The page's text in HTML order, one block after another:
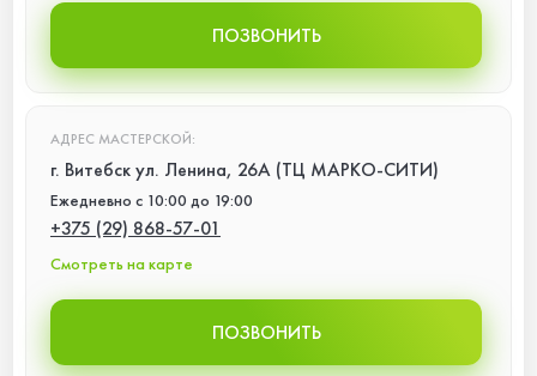
ПОЗВОНИТЬ
АДРЕС МАСТЕРСКОЙ:
г. Витебск ул. Ленина, 26А (ТЦ МАРКО-СИТИ)
Ежедневно с 10:00 до 19:00
+375 (29) 868-57-01
Смотреть на карте
ПОЗВОНИТЬ